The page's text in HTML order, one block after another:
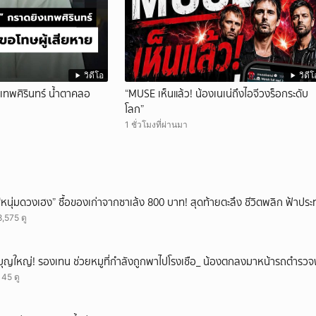
วิดีโอ
ทพศิรินทร์ น้ำตาคลอ
วิดีโ
“MUSE เห็นแล้ว! น้องเนเน่ถึงไอจีวงร็อกระดับ
โลก”
1 ชั่วโมงที่ผ่านมา
หนุ่มดวงเฮง” ซื้อของเก่าจากซาเล้ง 800 บาท! สุดท้ายตะลึง ชีวิตพลิก ฟ้าประ
ดู
ญใหญ่! รองเทน ช่วยหมูที่กำลังถูกพาไปโรงเชือ_ น้องตกลงมาหน้ารถตำรว
ดู